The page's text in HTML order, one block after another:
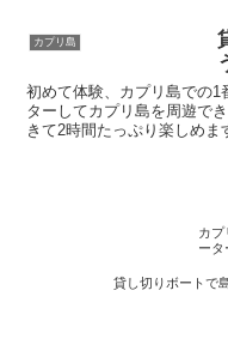
カプリ島
初めて体験、カプリ島での1
ターしてカプリ島を周遊で
きて2時間たっぷり楽しめま
カプ
ータ
貸し切りボートで